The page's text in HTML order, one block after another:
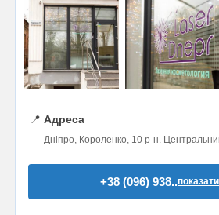
📍 Адреса
Дніпро, Короленко, 10 р-н.
+38 (096) 938..